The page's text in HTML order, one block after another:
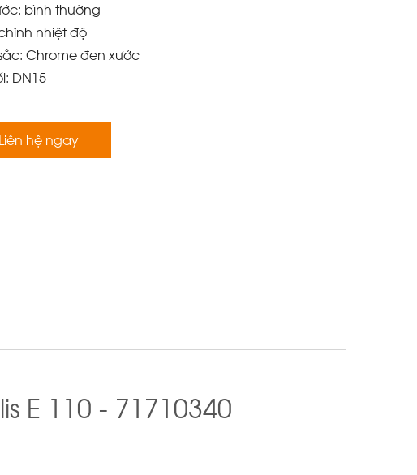
bình thường
nhiệt độ
Chrome đen xước
DN15
Liên hệ ngay
110 - 71710340